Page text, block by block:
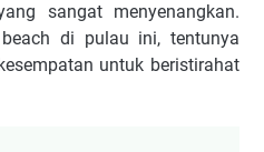
sangat menyenangkan.
di pulau ini, tentunya
untuk beristirahat